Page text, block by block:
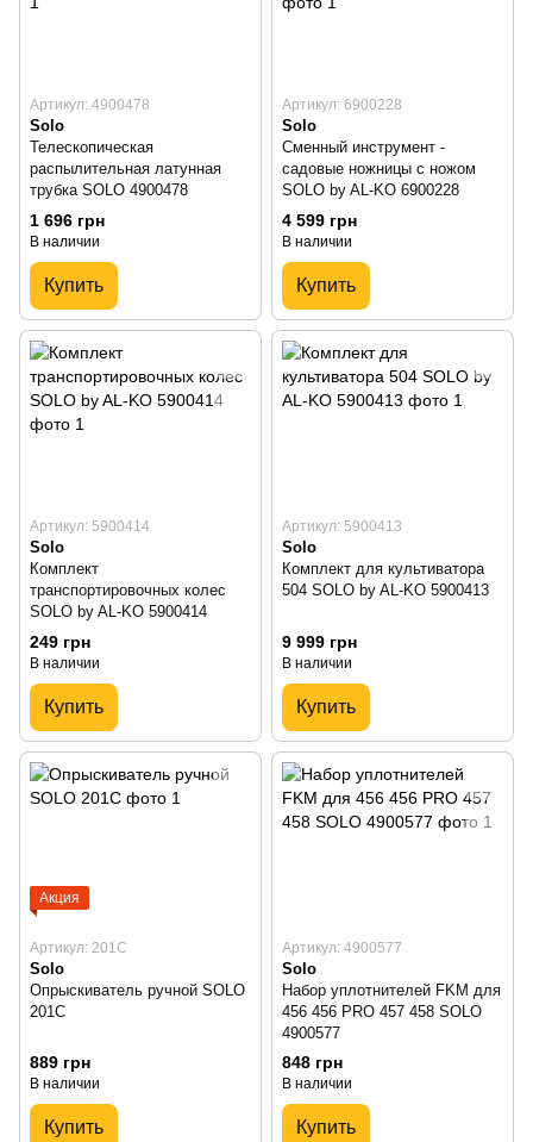
Артикул: 4900478
Solo
Телескопическая
распылительная латунная
трубка SOLO 4900478
1 696 грн
В наличии
Купить
Артикул: 6900228
Solo
Сменный инструмент -
садовые ножницы с ножом
SOLO by AL-KO 6900228
4 599 грн
В наличии
Купить
Артикул: 5900414
Solo
Комплект
транспортировочных колес
SOLO by AL-KO 5900414
249 грн
В наличии
Купить
Артикул: 5900413
Solo
Комплект для культиватора
504 SOLO by AL-KO 5900413
9 999 грн
В наличии
Купить
Акция
Артикул: 201C
Solo
Опрыскиватель ручной SOLO
201C
889 грн
В наличии
Купить
Артикул: 4900577
Solo
Набор уплотнителей FKM для
456 456 PRO 457 458 SOLO
4900577
848 грн
В наличии
Купить